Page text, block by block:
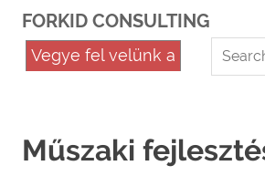
Skip
content
FORKID CONSULTING
Szakértelem,
Objektivitás,
Műszaki
Vegye fel velünk a